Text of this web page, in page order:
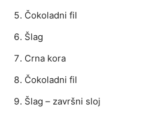
Čokoladni fil
Šlag
Crna kora
Čokoladni fil
Šlag – završni sloj